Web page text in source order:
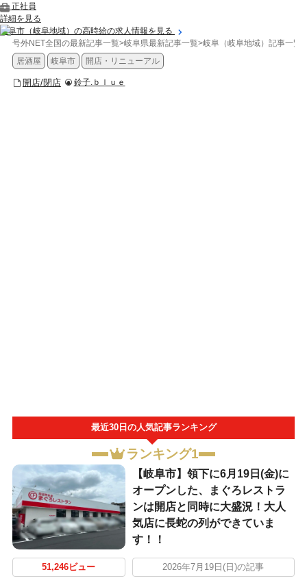
正社員
詳細を見る
岐阜市（岐阜地域）の高時給の求人情報を見る
号外NET全国の最新記事一覧>岐阜県最新記事一覧>岐阜（岐阜地域）記事一覧
居酒屋
岐阜市 開店・リニューアル
開店/閉店 鈴子.ｂｌｕｅ
最近30日の人気記事ランキング
ランキング1
【岐阜市】領下に6月19日(金)に
オープンした、まぐろレストラ
ンは開店と同時に大盛況！大人
気店に長蛇の列ができていま
す！！
51,246ビュー 2026年7月19日(日)の記事